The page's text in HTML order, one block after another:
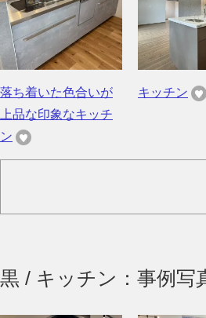
落ち着いた色合いが
上品な印象なキッチ
ン
キッチン
黒 / キッチン：事例写